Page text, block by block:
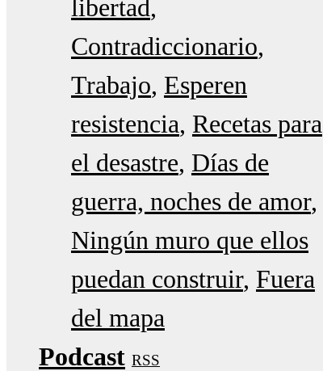
libertad
Contradiccionario
Trabajo Esperen
resistencia Recetas para
el desastre Días de
guerra, noches de amor
Ningún muro que ellos
puedan construir Fuera
del mapa
Podcast RSS